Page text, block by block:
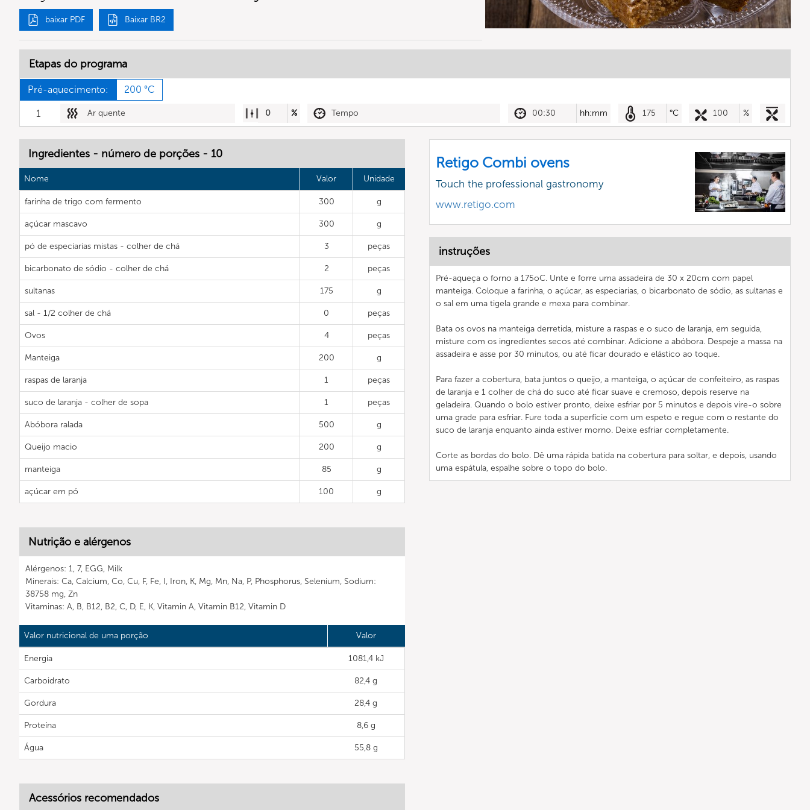
baixar PDF Baixar BR2
Etapas do programa
Pré-aquecimento: 200 °C
1 Ar quente 0 % Tempo 00:30 hh:mm 175 °C 100 %
Ingredientes - número de porções - 10
Nome Valor Unidade
farinha de trigo com fermento 300 g
açúcar mascavo 300 g
pó de especiarias mistas - colher de chá 3 peças
bicarbonato de sódio - colher de chá 2 peças
sultanas 175 g
sal - 1/2 colher de chá 0 peças
Ovos 4 peças
Manteiga 200 g
raspas de laranja 1 peças
suco de laranja - colher de sopa 1 peças
Abóbora ralada 500 g
Queijo macio 200 g
manteiga 85 g
açúcar em pó 100 g
Nutrição e alérgenos
Alérgenos: 1, 7, EGG, Milk
Minerais: Ca, Calcium, Co, Cu, F, Fe, I, Iron, K, Mg, Mn, Na, P, Phosphorus, Selenium, Sodium:
38758 mg, Zn
Vitaminas: A, B, B12, B2, C, D, E, K, Vitamin A, Vitamin B12, Vitamin D
Valor nutricional de uma porção Valor
Energia 1081,4 kJ
Carboidrato 82,4 g
Gordura 28,4 g
Proteína 8,6 g
Água 55,8 g
Retigo Combi ovens
Touch the professional gastronomy
www.retigo.com
instruções
Pré-aqueça o forno a 175oC. Unte e forre uma assadeira de 30 x 20cm com papel
manteiga. Coloque a farinha, o açúcar, as especiarias, o bicarbonato de sódio, as sultanas e
o sal em uma tigela grande e mexa para combinar.
Bata os ovos na manteiga derretida, misture a raspas e o suco de laranja, em seguida,
misture com os ingredientes secos até combinar. Adicione a abóbora. Despeje a massa na
assadeira e asse por 30 minutos, ou até ficar dourado e elástico ao toque.
Para fazer a cobertura, bata juntos o queijo, a manteiga, o açúcar de confeiteiro, as raspas
de laranja e 1 colher de chá do suco até ficar suave e cremoso, depois reserve na
geladeira. Quando o bolo estiver pronto, deixe esfriar por 5 minutos e depois vire-o sobre
uma grade para esfriar. Fure toda a superfície com um espeto e regue com o restante do
suco de laranja enquanto ainda estiver morno. Deixe esfriar completamente.
Corte as bordas do bolo. Dê uma rápida batida na cobertura para soltar, e depois, usando
uma espátula, espalhe sobre o topo do bolo.
Acessórios recomendados